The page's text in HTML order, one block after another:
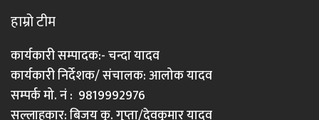
हाम्रो टीम
कार्यकारी सम्पादक:- चन्दा यादव
कार्यकारी निर्देशक/ संचालक: आलोक यादव
सम्पर्क मो. नं : 9819992976